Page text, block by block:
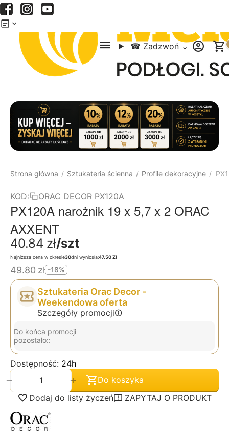
☎ Zadzwoń ⌄
Strona główna / Sztukateria ścienna / Profile dekoracyjne /
KOD: ORAC DECOR PX120A
PX120A narożnik 19 x 5,7 x 2 ORAC
AXXENT
40.84 zł/szt
Najniższa cena w okresie30dni wyniosła:47.50 Zł
49.80 zł -18%
Sztukateria Orac Decor -
Weekendowa oferta
Szczegóły promocji
Do końca promocji
pozostało::
Dostępność: 24h
+
−
Do koszyka
Dodaj do listy życzeń
ZAPYTAJ O PRODUKT